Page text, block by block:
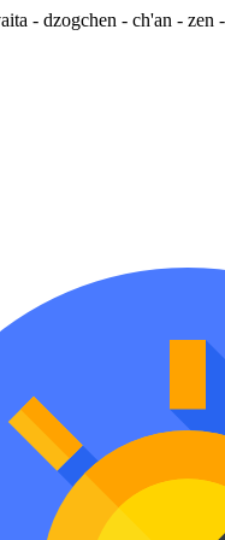
- dzogchen - ch'an - zen